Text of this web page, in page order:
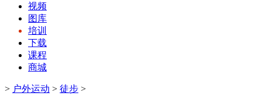
视频
图库
培训
下载
课程
商城
> 户外运动 > 徒步 >